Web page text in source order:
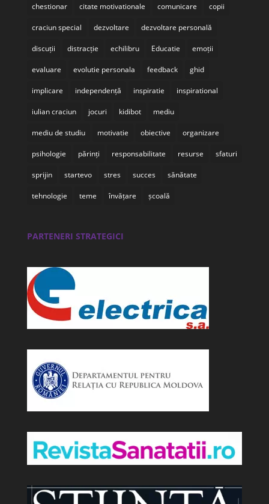
chestionar citate motivationale comunicare copii
craciun special dezvoltare dezvoltare personală
discuții distracție echilibru Educatie emoții
evaluare evolutie personala feedback ghid
implicare independență inspiratie inspirational
iulian craciun jocuri kidibot mediu
mediu de studiu motivatie obiective organizare
psihologie părinți responsabilitate resurse sfaturi
sprijin startevo stres succes sănătate
tehnologie teme învățare școală
PARTENERI STRATEGICI